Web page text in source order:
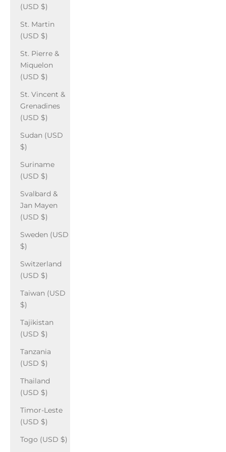
(USD $)
St. Martin
(USD $)
St. Pierre &
Miquelon
(USD $)
St. Vincent &
Grenadines
(USD $)
Sudan (USD
$)
Suriname
(USD $)
Svalbard &
Jan Mayen
(USD $)
Sweden (USD
$)
Switzerland
(USD $)
Taiwan (USD
$)
Tajikistan
(USD $)
Tanzania
(USD $)
Thailand
(USD $)
Timor-Leste
(USD $)
Togo (USD $)